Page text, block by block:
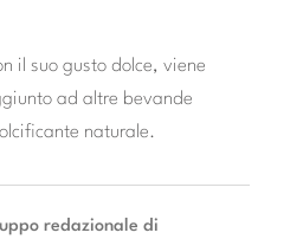
il suo gusto dolce, viene
ad altre bevande
naturale.
redazionale di